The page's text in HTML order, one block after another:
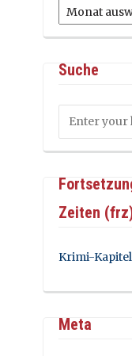
Archiv
Suche
Zeiten
Krimi-Kapitel
Meta